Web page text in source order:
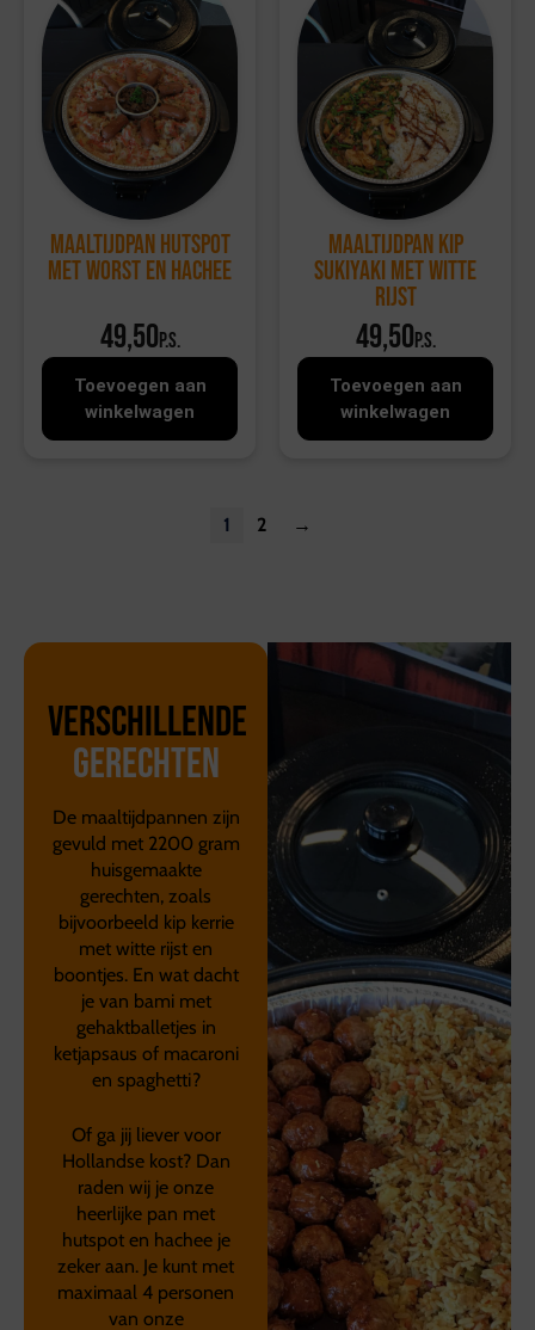
Maaltijdpan Hutspot
met worst en hachee
49,50p.s.
Toevoegen aan
winkelwagen
Maaltijdpan Kip
sukiyaki met witte
rijst
49,50p.s.
Toevoegen aan
winkelwagen
1 2 →
Verschillende
gerechten
De maaltijdpannen zijn
gevuld met 2200 gram
huisgemaakte
gerechten, zoals
bijvoorbeeld kip kerrie
met witte rijst en
boontjes. En wat dacht
je van bami met
gehaktballetjes in
ketjapsaus of macaroni
en spaghetti?
Of ga jij liever voor
Hollandse kost? Dan
raden wij je onze
heerlijke pan met
hutspot en hachee je
zeker aan. Je kunt met
maximaal 4 personen
van onze